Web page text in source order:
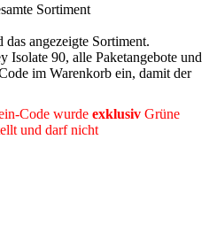
Sortiment
angezeigte Sortiment.
Isolate 90, alle Paketangebote und
im Warenkorb ein, damit der
Code wurde exklusiv Grüne
und darf nicht